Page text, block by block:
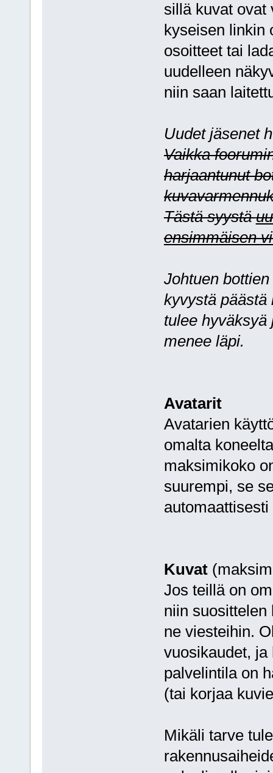
sillä kuvat ovat
kyseisen linkin
osoitteet tai
uudelleen
niin saan
Uudet jäsenet
Vaikka
harjaantunut
Tästä syystä
ensimmäisen
Johtuen
kyvystä päästä
tulee hyväksyä
menee läpi.
Avatarit
Avatarien
omalta
maksimikoko
suurempi, se
Kuvat
Jos teillä on
niin suosittelen
ne viesteihin.
vuosikaudet,
palvelintila on
(tai korjaa
Mikäli tarve